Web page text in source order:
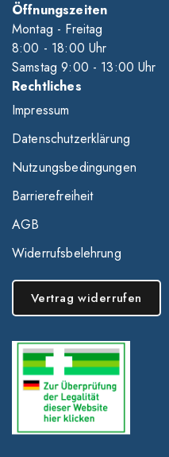
Öffnungszeiten
Montag - Freitag
8:00 - 18:00 Uhr
Samstag 9:00 - 13:00 Uhr
Rechtliches
Impressum
Datenschutzerklärung
Nutzungsbedingungen
Barrierefreiheit
AGB
Widerrufsbelehrung
Vertrag widerrufen